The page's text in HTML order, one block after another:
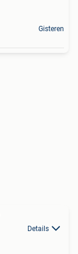
Gisteren
Details